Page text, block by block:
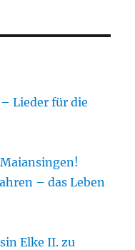
Lieder für die
– das Leben
Elke II. zu